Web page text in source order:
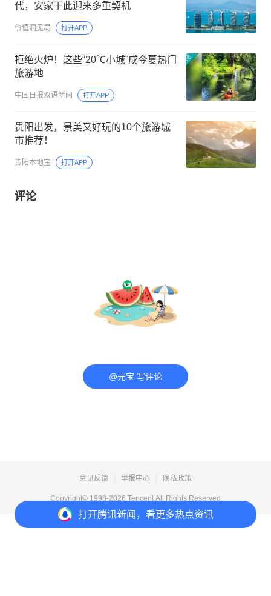
打开腾讯新闻，看更多热点资讯
代，安家于此迎来多重契机
价值洞见局 打开APP
拒绝火炉！这些“20℃小城”成今夏热门
旅游地
中国日报双语新闻 打开APP
贵阳出发，景美又好玩的10个旅游城
市推荐！
贵阳本地宝 打开APP
评论
@元宝 写评论
意见反馈 举报中心 隐私政策
Copyright© 1998-2026 Tencent.All Rights Reserved